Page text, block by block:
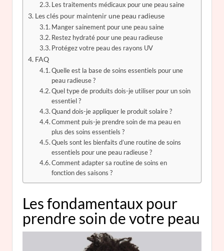
Les traitements médicaux pour une peau saine
Les clés pour maintenir une peau radieuse
Manger sainement pour une peau saine
Restez hydraté pour une peau radieuse
Protégez votre peau des rayons UV
FAQ
Quelle est la base de soins essentiels pour une
peau radieuse ?
Quel type de produits dois-je utiliser pour un soin
essentiel ?
Quand dois-je appliquer le produit solaire ?
Comment puis-je prendre soin de ma peau en
plus des soins essentiels ?
Quels sont les bienfaits d’une routine de soins
essentiels pour une peau radieuse ?
Comment adapter sa routine de soins en
fonction des saisons ?
Les fondamentaux pour
prendre soin de votre peau